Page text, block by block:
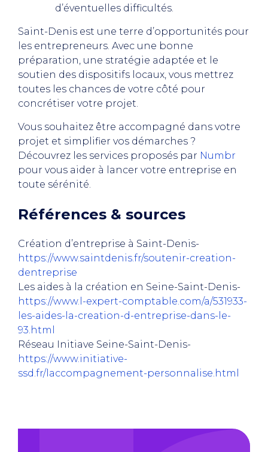
d’éventuelles difficultés.
Saint-Denis est une terre d’opportunités pour
les entrepreneurs. Avec une bonne
préparation, une stratégie adaptée et le
soutien des dispositifs locaux, vous mettrez
toutes les chances de votre côté pour
concrétiser votre projet.
Vous souhaitez être accompagné dans votre
projet et simplifier vos démarches ?
Découvrez les services proposés par Numbr
pour vous aider à lancer votre entreprise en
toute sérénité.
Références & sources
Création d’entreprise à Saint-Denis-
https://www.saintdenis.fr/soutenir-creation-
dentreprise
Les aides à la création en Seine-Saint-Denis-
https://www.l-expert-comptable.com/a/531933-
les-aides-la-creation-d-entreprise-dans-le-
93.html
Réseau Initiave Seine-Saint-Denis-
https://www.initiative-
ssd.fr/laccompagnement-personnalise.html